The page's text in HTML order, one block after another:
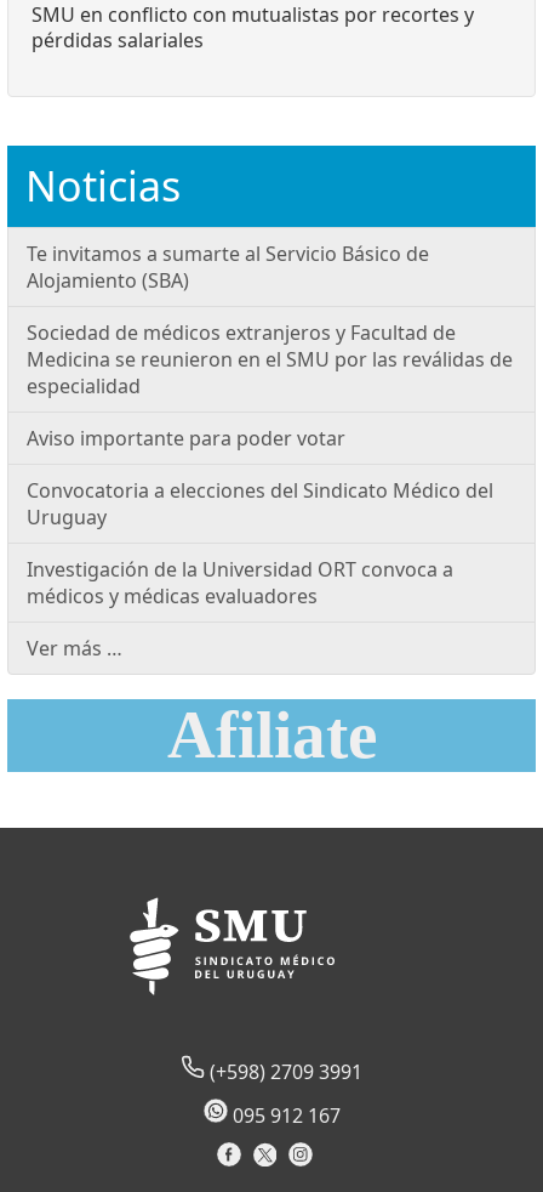
SMU en conflicto con mutualistas por recortes y
pérdidas salariales
Noticias
Te invitamos a sumarte al Servicio Básico de
Alojamiento (SBA)
Sociedad de médicos extranjeros y Facultad de
Medicina se reunieron en el SMU por las reválidas de
especialidad
Aviso importante para poder votar
Convocatoria a elecciones del Sindicato Médico del
Uruguay
Investigación de la Universidad ORT convoca a
médicos y médicas evaluadores
Ver más …
Afiliate
(+598) 2709 3991
095 912 167